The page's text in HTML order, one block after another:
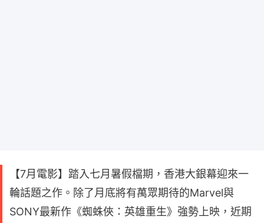
【7月電影】踏入七月暑假檔期，香港大銀幕迎來一
輪話題之作。除了月底將有萬眾期待的Marvel與
SONY最新作《蜘蛛俠：英雄重生》強勢上映，近期